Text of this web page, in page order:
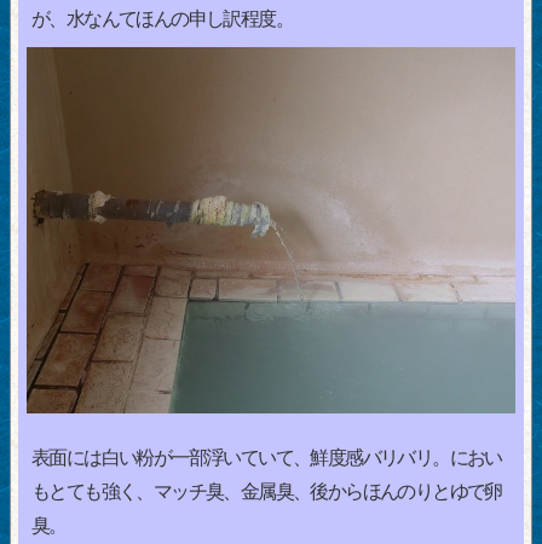
が、水なんてほんの申し訳程度。
表面には白い粉が一部浮いていて、鮮度感バリバリ。におい
もとても強く、マッチ臭、金属臭、後からほんのりとゆで卵
臭。